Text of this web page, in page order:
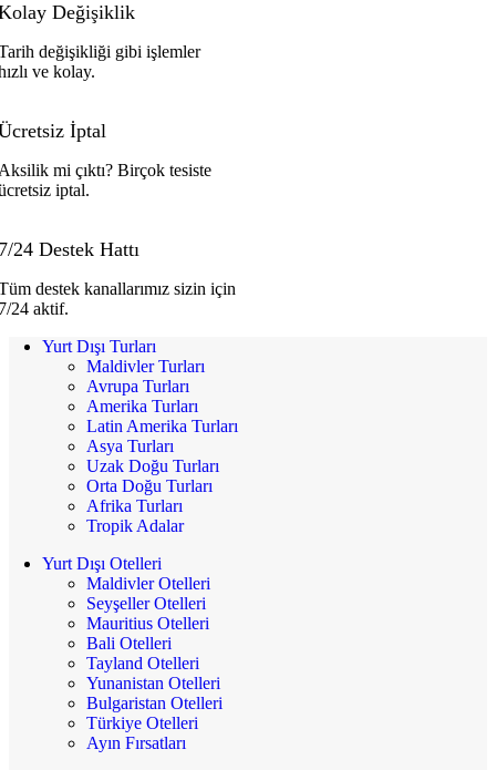
Değişiklik
değişikliği gibi işlemler
ve kolay.
İptal
mi çıktı? Birçok tesiste
iptal.
24 Destek Hattı
destek kanallarımız sizin için
24 aktif.
Yurt Dışı Turları
Maldivler Turları
Avrupa Turları
Amerika Turları
Latin Amerika Turları
Asya Turları
Uzak Doğu Turları
Orta Doğu Turları
Afrika Turları
Tropik Adalar
Yurt Dışı Otelleri
Maldivler Otelleri
Seyşeller Otelleri
Mauritius Otelleri
Bali Otelleri
Tayland Otelleri
Yunanistan Otelleri
Bulgaristan Otelleri
Türkiye Otelleri
Ayın Fırsatları